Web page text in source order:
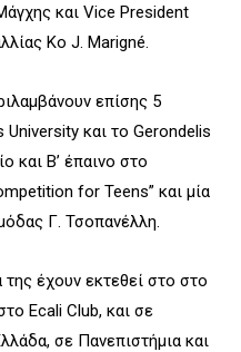
και Vice President
Κο J. Marigné.
επίσης 5
και το Gerondelis
και Β’ έπαινο στο
for Teens” και μία
Γ. Τσοπανέλλη.
έχουν εκτεθεί στο στο
Ecali Club, και σε
σε Πανεπιστήμια και